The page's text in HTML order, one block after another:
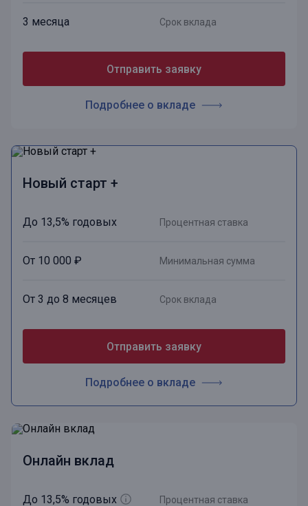
3 месяца Срок вклада
Отправить заявку
Подробнее о вкладе
Новый старт +
До 13,5% годовых Процентная ставка
От 10 000 ₽ Минимальная сумма
От 3 до 8 месяцев Срок вклада
Отправить заявку
Подробнее о вкладе
Онлайн вклад
До 13,5% годовых Процентная ставка